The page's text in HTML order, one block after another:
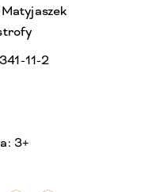
11-2
3+